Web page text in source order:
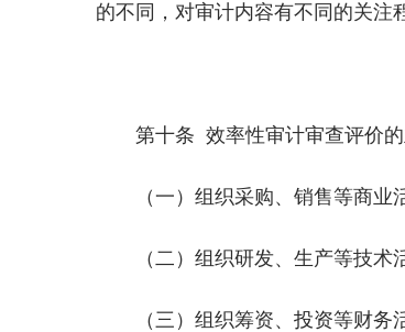
的不同，对审计内容有不同的关注
第十条 效率性审计审查评价的
（一）组织采购、销售等商业活
（二）组织研发、生产等技术活
（三）组织筹资、 投资等财务